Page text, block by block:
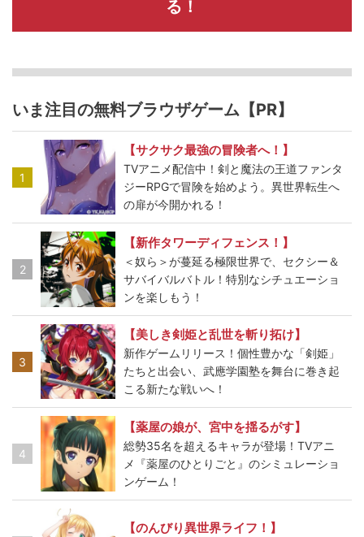
る！
いま注目の無料ブラウザゲーム【PR】
1
【サクサク最強の冒険者へ！】
TVアニメ配信中！剣と魔法の王道ファンタ
ジーRPGで冒険を始めよう。異世界転生へ
の扉が今開かれる！
2
【新作タワーディフェンス！】
＜奴ら＞が蔓延る極限世界で、セクシー＆
サバイバルバトル！特別なシチュエーショ
ンを楽しもう！
3
【美しき剣姫と乱世を斬り拓け】
新作ゲームリリース！個性豊かな「剣姫」
たちと出会い、武應学園塾を舞台に巻き起
こる新たな戦いへ！
4
【薬屋の娘が、宮中を揺るがす】
総勢35名を超えるキャラが登場！TVアニ
メ『薬屋のひとりごと』のシミュレーショ
ンゲーム！
【のんびり異世界ライフ！】